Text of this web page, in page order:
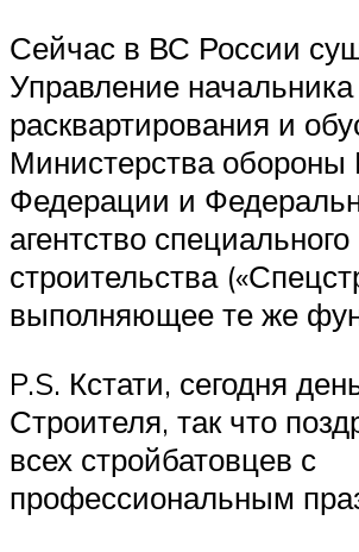
Сейчас в ВС России
Управление начальника
расквартирования и
Министерства обороны
Федерации и
агентство специального
строительства
выполняющее те же
P.S. Кстати, сегодня
Строителя, так что
всех стройбатовцев с
профессиональным